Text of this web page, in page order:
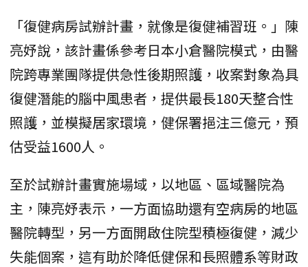
「復健病房試辦計畫，就像是復健補習班。」陳
亮妤說，該計畫係參考日本小倉醫院模式，由醫
院跨專業團隊提供急性後期照護，收案對象為具
復健潛能的腦中風患者，提供最長180天整合性
照護，並模擬居家環境，健保署挹注三億元，預
估受益1600人。
至於試辦計畫實施場域，以地區、區域醫院為
主，陳亮妤表示，一方面協助還有空病房的地區
醫院轉型，另一方面開啟住院型積極復健，減少
失能個案，這有助於降低健保和長照體系等財政